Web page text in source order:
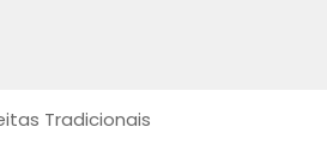
Tradicionais